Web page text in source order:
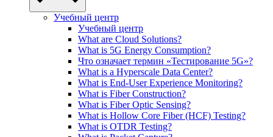
Учебный центр
Учебный центр
What are Cloud Solutions?
What is 5G Energy Consumption?
Что означает термин «Тестирование 5G»?
What is a Hyperscale Data Center?
What is End-User Experience Monitoring?
What is Fiber Construction?
What is Fiber Optic Sensing?
What is Hollow Core Fiber (HCF) Testing?
What is OTDR Testing?